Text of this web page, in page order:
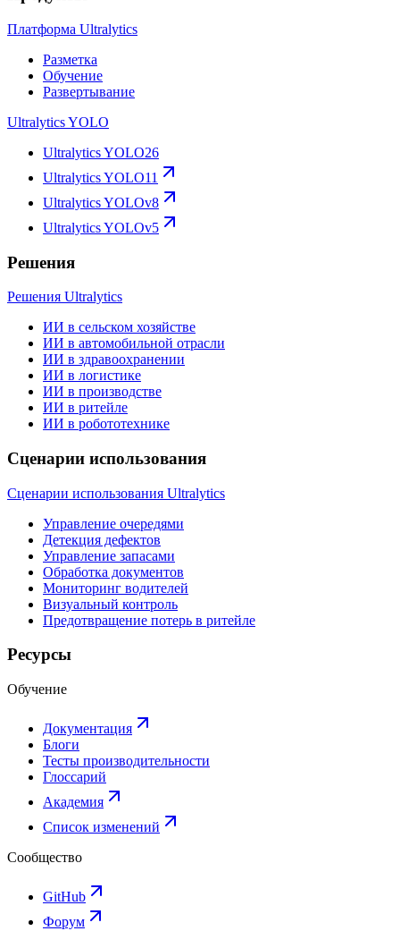
Платформа Ultralytics
Разметка
Обучение
Развертывание
Ultralytics YOLO
Ultralytics YOLO26
Ultralytics YOLO11
Ultralytics YOLOv8
Ultralytics YOLOv5
Решения
Решения Ultralytics
ИИ в сельском хозяйстве
ИИ в автомобильной отрасли
ИИ в здравоохранении
ИИ в логистике
ИИ в производстве
ИИ в ритейле
ИИ в робототехнике
Сценарии использования
Сценарии использования Ultralytics
Управление очередями
Детекция дефектов
Управление запасами
Обработка документов
Мониторинг водителей
Визуальный контроль
Предотвращение потерь в ритейле
Ресурсы
Обучение
Документация
Блоги
Тесты производительности
Глоссарий
Академия
Список изменений
Сообщество
GitHub
Форум